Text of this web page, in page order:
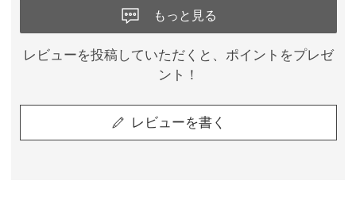
もっと見る
レビューを投稿していただくと、ポイントをプレゼ
ント！
レビューを書く